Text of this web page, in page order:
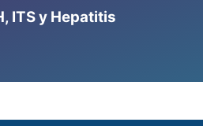
ITS y Hepatitis